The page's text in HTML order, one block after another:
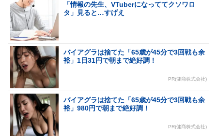
「情報の先生、VTuberになっててクソワロ
タ」見ると…すげえ
バイアグラは捨てた「65歳が45分で3回戦も余
裕」1日31円で朝まで絶好調！
PR(健商株式会社)
バイアグラは捨てた「65歳が45分で3回戦も余
裕」980円で朝まで絶好調！
PR(健商株式会社)